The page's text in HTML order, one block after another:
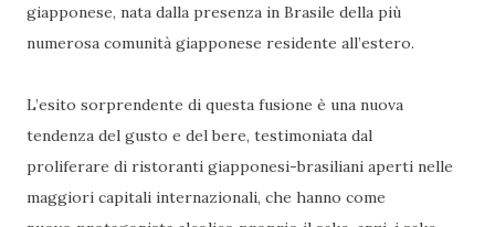
giapponese, nata dalla presenza in Brasile della più
numerosa comunità giapponese residente all’estero.
L’esito sorprendente di questa fusione è una nuova
tendenza del gusto e del bere, testimoniata dal
proliferare di ristoranti giapponesi-brasiliani aperti nelle
maggiori capitali internazionali, che hanno come